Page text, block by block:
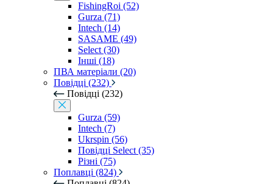
FishingRoi (52)
Gurza (71)
Intech (14)
SASAME (49)
Select (30)
Інші (18)
ПВА матеріали (20)
Повідці (232)
Повідці (232)
Gurza (59)
Intech (7)
Ukrspin (56)
Повідці Select (35)
Різні (75)
Поплавці (824)